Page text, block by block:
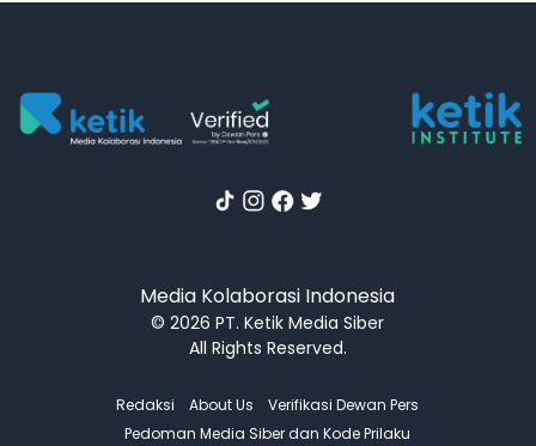
Media Kolaborasi Indonesia
© 2026 PT. Ketik Media Siber
All Rights Reserved.
Redaksi About Us
Verifikasi Dewan Pers
Pedoman Media Siber dan Kode Prilaku